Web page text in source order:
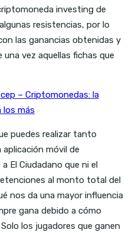
investing de
resistencias, por lo
las ganancias obtenidas y
vez aquellas fichas que
– Criptomonedas: la
los más
puedes realizar tanto
móvil de
El Ciudadano que ni el
al monto total del
nos da una mayor influencia
gana debido a cómo
los jugadores que ganen